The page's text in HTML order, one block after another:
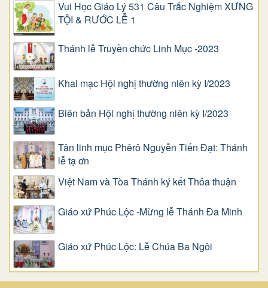
Vui Học Giáo Lý 531 Câu Trắc Nghiệm XƯNG
TỘI & RƯỚC LỄ 1
Thánh lễ Truyền chức Linh Mục -2023
Khai mạc Hội nghị thường niên kỳ I/2023
Biên bản Hội nghị thường niên kỳ I/2023
Tân linh mục Phêrô Nguyễn Tiến Đạt: Thánh
lễ tạ ơn
Việt Nam và Tòa Thánh ký kết Thỏa thuận
Giáo xứ Phúc Lộc -Mừng lễ Thánh Đa Minh
Giáo xứ Phúc Lộc: Lễ Chúa Ba Ngôi